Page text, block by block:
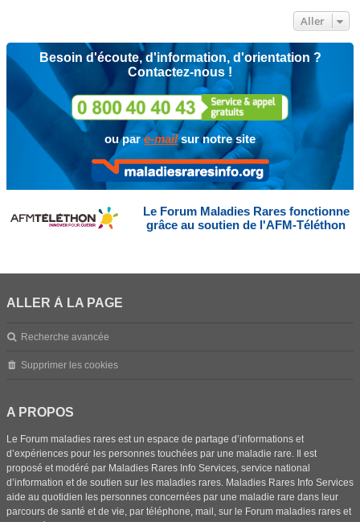
Aller
Besoin d'écoute, d'information, d'orientation ?
Contactez-nous !
ou pare-mailsur notre site
Le Forum Maladies Rares fonctionne
grâce au soutien de l'AFM-Téléthon
ALLER À LA PAGE
Recherche avancée
Supprimer les cookies
A PROPOS
Le Forum maladies rares est un espace de partage d’informations et
d’expériences pour les personnes touchées par une maladie rare. Il est
proposé et modéré par Maladies Rares Info Services, service national
d’information et de soutien sur les maladies rares. Maladies Rares Info Services
aide au quotidien les personnes concernées par une maladie rare dans leur
parcours de santé et de vie, par téléphone, mail, sur le Forum maladies rares et